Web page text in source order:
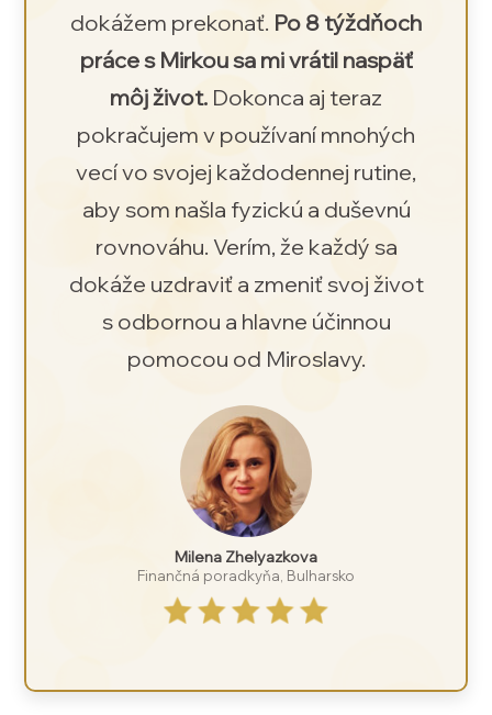
dokážem prekonať. Po 8 týždňoch
práce s Mirkou sa mi vrátil naspäť
môj život. Dokonca aj teraz
pokračujem v používaní mnohých
vecí vo svojej každodennej rutine,
aby som našla fyzickú a duševnú
rovnováhu. Verím, že každý sa
dokáže uzdraviť a zmeniť svoj život
s odbornou a hlavne účinnou
pomocou od Miroslavy.
Milena Zhelyazkova
Finančná poradkyňa, Bulharsko